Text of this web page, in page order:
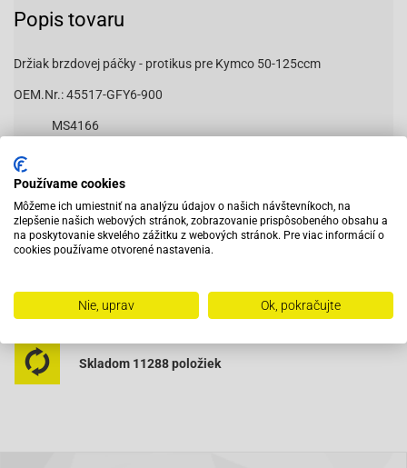
Popis tovaru
Držiak brzdovej páčky - protikus pre Kymco 50-125ccm
OEM.Nr.: 45517-GFY6-900
MS4166
Vybavený servis s odborným vyškoleným personálom
Pri objednaní do 12:00 tovar zajtra u vás
Na trhu od roku 2007
Skladom 11288 položiek
Používame cookies
Môžeme ich umiestniť na analýzu údajov o našich návštevníkoch, na
zlepšenie našich webových stránok, zobrazovanie prispôsobeného obsahu a
na poskytovanie skvelého zážitku z webových stránok. Pre viac informácií o
cookies používame otvorené nastavenia.
Nie, uprav Ok, pokračujte